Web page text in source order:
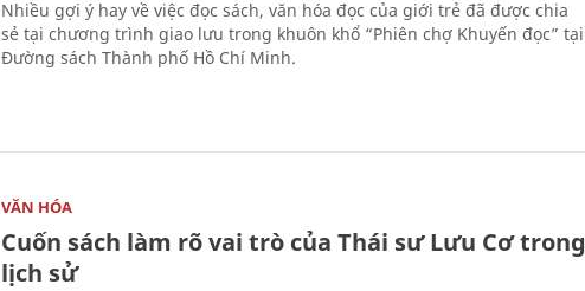
Nhiều gợi ý hay về việc đọc sách, văn hóa đọc của giới trẻ đã được chia
sẻ tại chương trình giao lưu trong khuôn khổ “Phiên chợ Khuyến đọc” tại
Đường sách Thành phố Hồ Chí Minh.
VĂN HÓA
Cuốn sách làm rõ vai trò của Thái sư Lưu Cơ trong
lịch sử